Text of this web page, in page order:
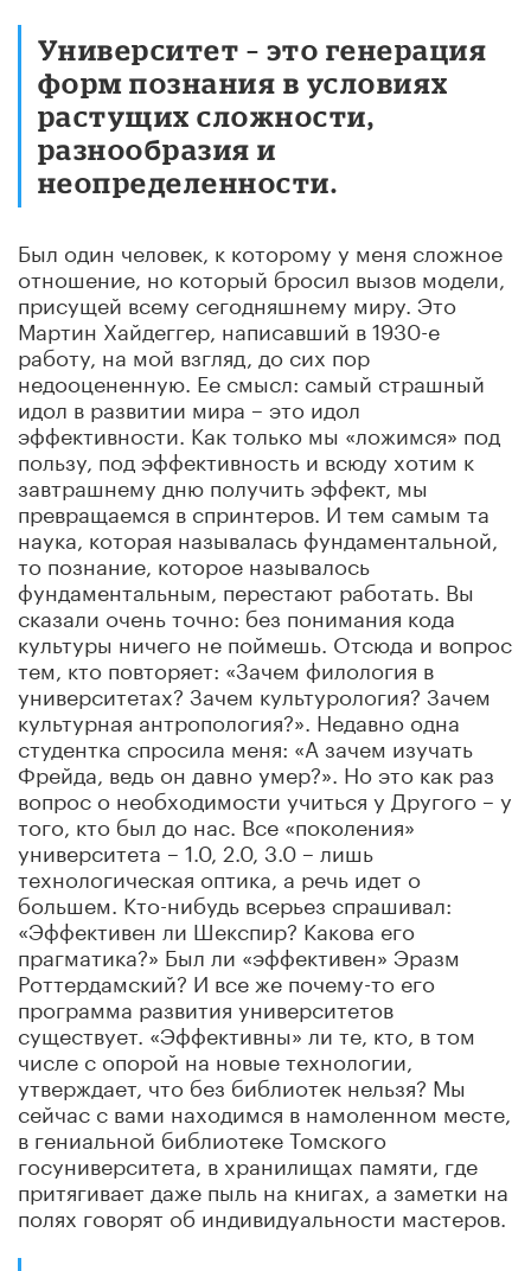
Университет – это генерация
форм познания в условиях
растущих сложности,
разнообразия и
неопределенности.
Был один человек, к которому у меня сложное
отношение, но который бросил вызов модели,
присущей всему сегодняшнему миру. Это
Мартин Хайдеггер, написавший в 1930-е
работу, на мой взгляд, до сих пор
недооцененную. Ее смысл: самый страшный
идол в развитии мира – это идол
эффективности. Как только мы «ложимся» под
пользу, под эффективность и всюду хотим к
завтрашнему дню получить эффект, мы
превращаемся в спринтеров. И тем самым та
наука, которая называлась фундаментальной,
то познание, которое называлось
фундаментальным, перестают работать. Вы
сказали очень точно: без понимания кода
культуры ничего не поймешь. Отсюда и вопрос
тем, кто повторяет: «Зачем филология в
университетах? Зачем культурология? Зачем
культурная антропология?». Недавно одна
студентка спросила меня: «А зачем изучать
Фрейда, ведь он давно умер?». Но это как раз
вопрос о необходимости учиться у Другого – у
того, кто был до нас. Все «поколения»
университета – 1.0, 2.0, 3.0 – лишь
технологическая оптика, а речь идет о
большем. Кто-нибудь всерьез спрашивал:
«Эффективен ли Шекспир? Какова его
прагматика?» Был ли «эффективен» Эразм
Роттердамский? И все же почему-то его
программа развития университетов
существует. «Эффективны» ли те, кто, в том
числе с опорой на новые технологии,
утверждает, что без библиотек нельзя? Мы
сейчас с вами находимся в намоленном месте,
в гениальной библиотеке Томского
госуниверситета, в хранилищах памяти, где
притягивает даже пыль на книгах, а заметки на
полях говорят об индивидуальности мастеров.